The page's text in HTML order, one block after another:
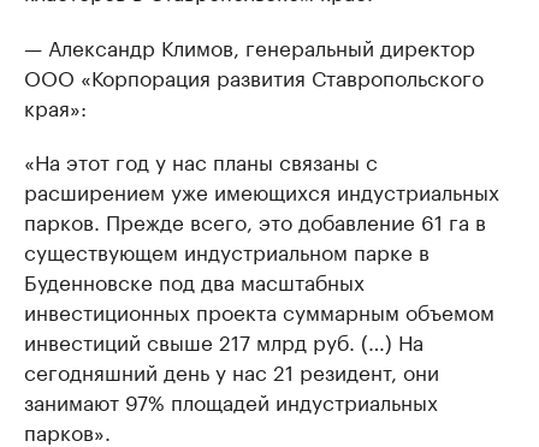
— Александр Климов, генеральный директор
ООО «Корпорация развития Ставропольского
края»:
«На этот год у нас планы связаны с
расширением уже имеющихся индустриальных
парков. Прежде всего, это добавление 61 га в
существующем индустриальном парке в
Буденновске под два масштабных
инвестиционных проекта суммарным объемом
инвестиций свыше 217 млрд руб. (…) На
сегодняшний день у нас 21 резидент, они
занимают 97% площадей индустриальных
парков».